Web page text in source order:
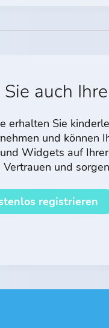
auch
erhalten Sie
und können
Widgets auf
Vertrauen und
registrieren